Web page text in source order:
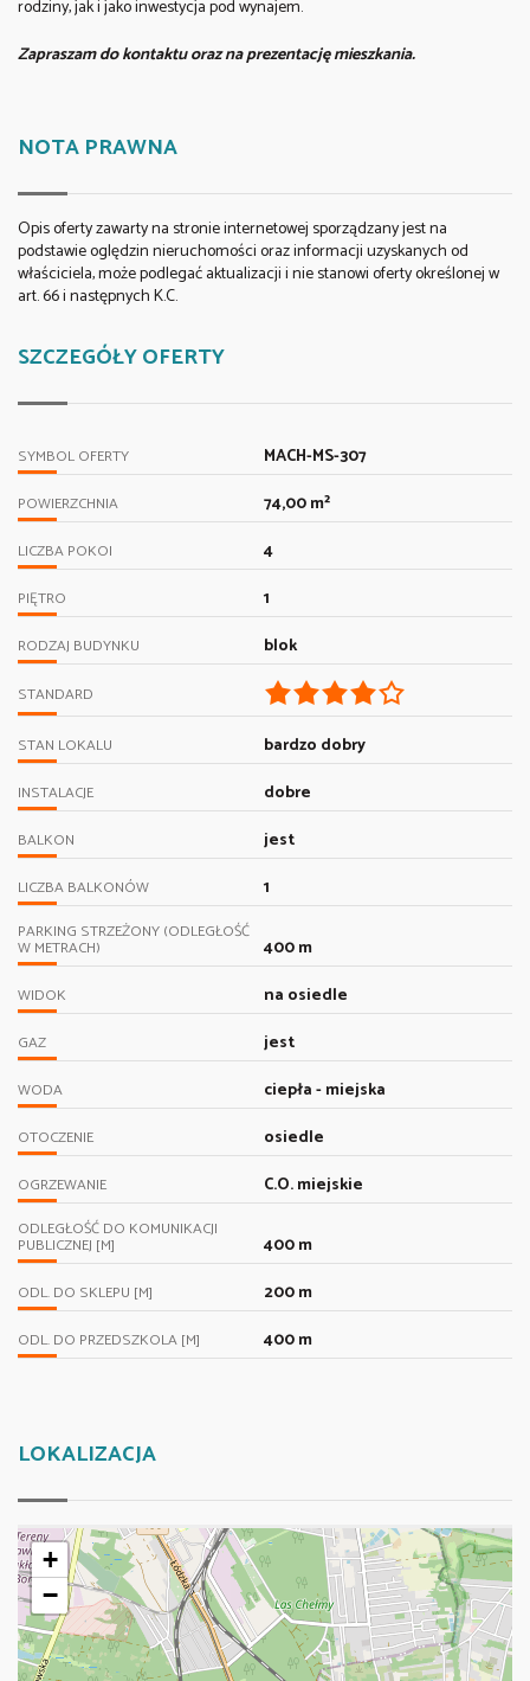
rodziny, jak i jako inwestycja pod wynajem.
Zapraszam do kontaktu oraz na prezentację mieszkania.
NOTA PRAWNA
Opis oferty zawarty na stronie internetowej sporządzany jest na
podstawie oględzin nieruchomości oraz informacji uzyskanych od
właściciela, może podlegać aktualizacji i nie stanowi oferty określonej w
art. 66 i następnych K.C.
SZCZEGÓŁY OFERTY
SYMBOL OFERTY MACH-MS-307
POWIERZCHNIA 74,00 m²
LICZBA POKOI 4
PIĘTRO 1
RODZAJ BUDYNKU blok
STANDARD
STAN LOKALU bardzo dobry
INSTALACJE dobre
BALKON jest
LICZBA BALKONÓW 1
PARKING STRZEŻONY (ODLEGŁOŚĆ
W METRACH) 400 m
WIDOK na osiedle
GAZ jest
WODA ciepła - miejska
OTOCZENIE osiedle
OGRZEWANIE C.O. miejskie
ODLEGŁOŚĆ DO KOMUNIKACJI
PUBLICZNEJ [M] 400 m
ODL. DO SKLEPU [M] 200 m
ODL. DO PRZEDSZKOLA [M] 400 m
LOKALIZACJA
+
−